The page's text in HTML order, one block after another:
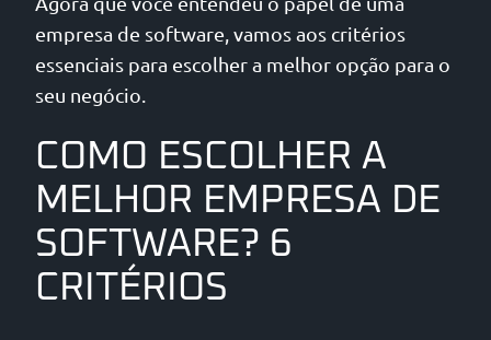
empresa de software, vamos aos critérios
essenciais para escolher a melhor opção para o
seu negócio.
COMO ESCOLHER A
MELHOR EMPRESA DE
SOFTWARE? 6
CRITÉRIOS